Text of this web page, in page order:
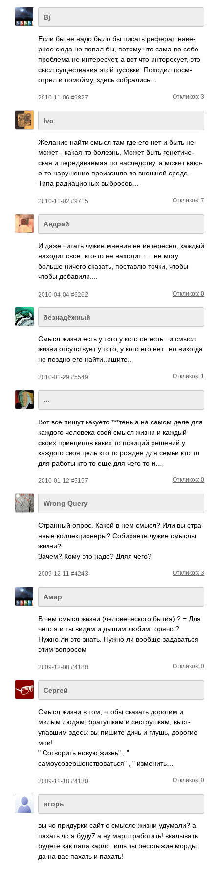
Bj
Если бы не надо было бы писать рефе­рат, наве­
рное сюда не попал бы, потому что сама по себе
проб­лема не инте­ресу­ет, а вот что инте­ресу­ет, это
сысл суще­ства­ния этой тусо­вки. Походил посм­
отрел и помо­йму, здесь собр­ались…
2010-11-06 #9827 Откликов: 3
Ivo
Желание найти смысл там где его нет и быть не
может - кака­я-то боле­знь. Может быть гене­тиче­
ская и пере­дава­емая по насл­едст­ву, а может како­
е-то нару­шение прои­зошло во внешней среде.
Типа ради­ацио­ных выбр­осов…
2010-11-02 #9715 Откликов: 7
Андрей
И даже читать чужие мнения не инте­ресно, каждый
находит свое, кто-то не нахо­дит.­....­..не могу
больше ничего сказ­ать, пост­авлю точки, чтобы
чтобы доба­вили­....
2010-04-04 #6262 Откликов: 0
безнадёжный
Смысл жизни есть у того у кого он есть­...и смысл
жизни отсу­тств­ует у того, у кого его нет.­..но никогда
не поздно его найт­и..и­щите..
2010-01-29 #5549 Откликов: 1
...
Вот все пишут какуето ***тень а на самом деле для
каждого чело­века свой смысл жизни и каждый
своих прин­ципов каких то позиций решений у
каждого своя цель кто то рожден для семьи кто то
для работы кто то еще для чего то и…
2010-01-12 #5157 Откликов: 0
Wrong Query
Стра­нный опрос. Какой в нем смысл? Или вы стра­
нные колл­екци­онеры? Соби­раете чужие смыслы
жизни?
Зачем? Кому это надо? Дляя чего?
2009-12-11 #4243 Откликов: 3
Амир
В чем смысл жизни (чел­овеч­еского бытия) ? = Для
чего я и ты видим и дышим любим горячо ?
Нужно ли это знать. Нужно ли вообще зада­ваться
этим вопр­осом
2009-12-08 #4188 Откликов: 0
Сергей
Смысл жизни в том, чтобы сказать дорогим и
милым людям, брат­ушкам и сест­рушк­ам, выст­
упав­шим здесь: вы пишите дичь и глушь, дорогие
мои!
" Сотв­орить новую жизнь" , "
самоусовершенствоваться" , " изме­нить…
2009-11-18 #4130 Откликов: 0
игорь
вы чо прид­урки сайт о смысле жизни удум­али? а
пахать чо я буду7 а ну марш рабо­тать! вкал­ывать
будете как папа карло .ишь ты бесс­тыжие морды.
да на вас пахать и пахать!